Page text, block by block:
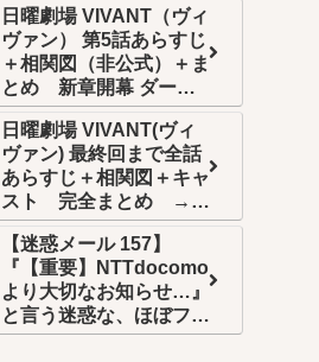
日曜劇場 VIVANT（ヴィ
ヴァン） 第5話あらすじ
＋相関図（非公式）＋ま
とめ 新章開幕 ダーク
ヒーロー乃木編スタート
日曜劇場 VIVANT(ヴィ
ヴァン) 最終回まで全話
あらすじ＋相関図＋キャ
スト 完全まとめ →年
末年始一挙再放送
→Netflix世界配信 →U-
NEXT全話配信
【迷惑メール 157】
『【重要】NTTdocomo
より大切なお知らせ…』
と言う迷惑な、ほぼフィ
ッシング詐欺的メール